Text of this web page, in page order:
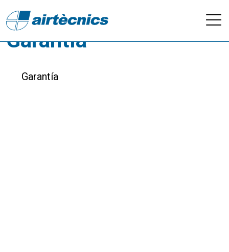
Descargas - Calidad /
Garantía
Garantía